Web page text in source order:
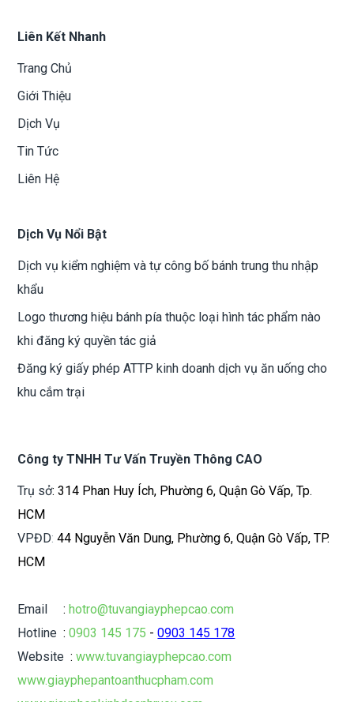
Liên Kết Nhanh
Trang Chủ
Giới Thiệu
Dịch Vụ
Tin Tức
Liên Hệ
Dịch Vụ Nổi Bật
Dịch vụ kiểm nghiệm và tự công bố bánh trung thu nhập
khẩu
Logo thương hiệu bánh pía thuộc loại hình tác phẩm nào
khi đăng ký quyền tác giả
Đăng ký giấy phép ATTP kinh doanh dịch vụ ăn uống cho
khu cắm trại
Công ty TNHH Tư Vấn Truyền Thông CAO
Trụ sở: 314 Phan Huy Ích, Phường 6, Quận Gò Vấp, Tp.
HCM
VPĐD:44 Nguyễn Văn Dung, Phường 6, Quận Gò Vấp, TP.
HCM
Email: hotro@tuvangiayphepcao.com
Hotline:0903 145 175 -0903 145 178
Website:www.tuvangiayphepcao.com
www.giayphepantoanthucpham.com